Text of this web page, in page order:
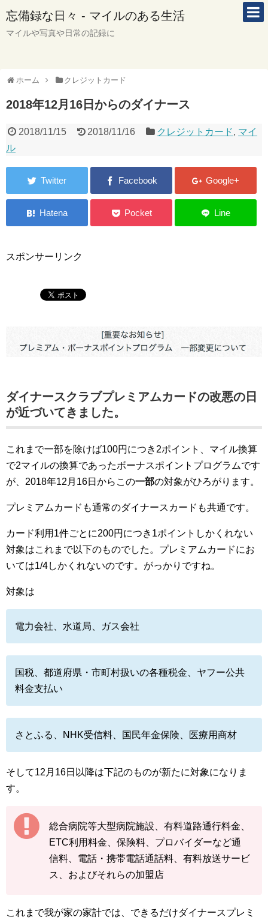
忘備録な日々 - マイルのある生活
マイルや写真や日常の記録に
ホーム クレジットカード
2018年12月16日からのダイナース
2018/11/15 2018/11/16 クレジットカード, マイ
ル
スポンサーリンク
ダイナースクラブプレミアムカードの改悪の日
が近づいてきました。
これまで一部を除けば100円につき2ポイント、マイル換算
で2マイルの換算であったボーナスポイントプログラムです
が、2018年12月16日からこの一部の対象がひろがります。
プレミアムカードも通常のダイナースカードも共通です。
カード利用1件ごとに200円につき1ポイントしかくれない
対象はこれまで以下のものでした。プレミアムカードにお
いては1/4しかくれないのです。がっかりですね。
対象は
電力会社、水道局、ガス会社
国税、都道府県・市町村扱いの各種税金、ヤフー公共
料金支払い
さとふる、NHK受信料、国民年金保険、医療用商材
そして12月16日以降は下記のものが新たに対象になりま
す。
総合病院等大型病院施設、有料道路通行料金、
ETC利用料金、保険料、プロバイダーなど通
信料、電話・携帯電話通話料、有料放送サービ
ス、およびそれらの加盟店
これまで我が家の家計では、できるだけダイナースプレミ